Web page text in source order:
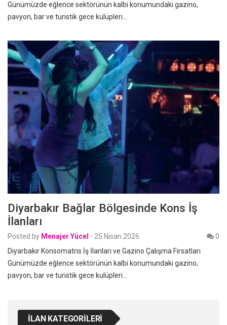
Günümüzde eğlence sektörünün kalbi konumundaki gazino,
pavyon, bar ve turistik gece kulüpleri…
Diyarbakır Bağlar Bölgesinde Kons İş
İlanları
Posted by Menajer Yücel - 25 Nisan 2026
0
Diyarbakır Konsomatris İş İlanları ve Gazino Çalışma Fırsatları
Günümüzde eğlence sektörünün kalbi konumundaki gazino,
pavyon, bar ve turistik gece kulüpleri…
İLAN KATEGORILERI